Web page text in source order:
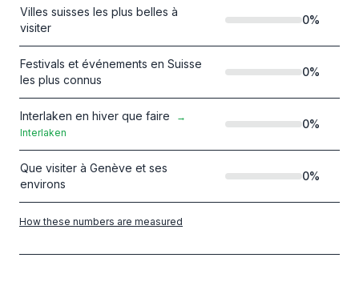
Villes suisses les plus belles à
visiter
0%
Festivals et événements en Suisse
les plus connus
0%
Interlaken en hiver que faire
→
Interlaken
0%
Que visiter à Genève et ses
environs
0%
How these numbers are measured